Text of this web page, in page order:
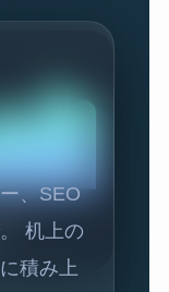
/
、SEO
机上の
積み上